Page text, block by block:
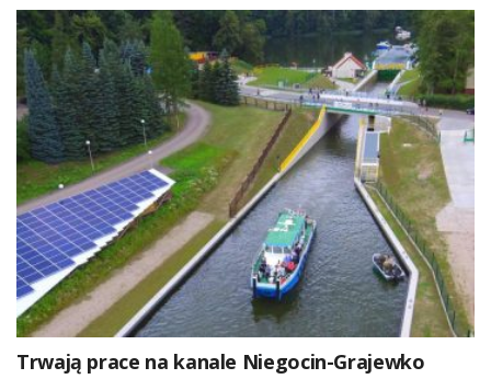
Trwają prace na kanale Niegocin-Grajewko